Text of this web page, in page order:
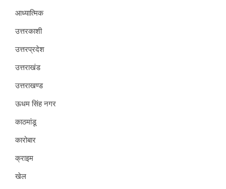
आध्यात्मिक
उत्तरकाशी
उत्तरप्रदेश
उत्तराखंड
उत्तराखण्ड
ऊधम सिंह नगर
काठमांडू
कारोबार
क्राइम
खेल